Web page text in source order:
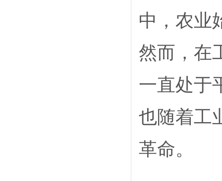
中，农业
然而，在
一直处于
也随着工
革命。